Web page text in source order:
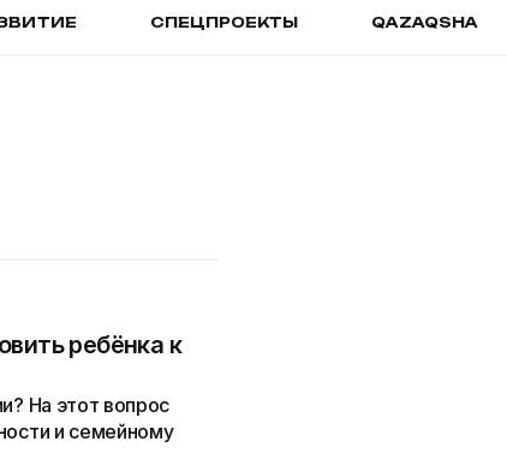
СПЕЦПРОЕКТЫ QAZAQSHA
ребёнка к
На этот вопрос
и семейному